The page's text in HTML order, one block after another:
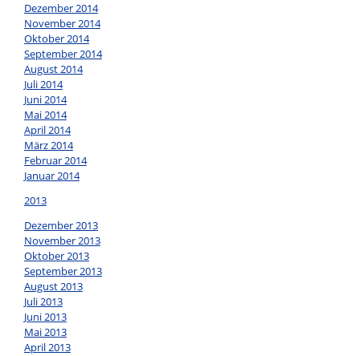
Dezember 2014
November 2014
Oktober 2014
September 2014
August 2014
Juli 2014
Juni 2014
Mai 2014
April 2014
März 2014
Februar 2014
Januar 2014
2013
Dezember 2013
November 2013
Oktober 2013
September 2013
August 2013
Juli 2013
Juni 2013
Mai 2013
April 2013